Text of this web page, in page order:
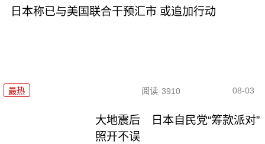
日本称已与美国联合干预汇市 或追加行动
最热 阅读 3910 08-03
大地震后 日本自民党“筹款派对”
照开不误